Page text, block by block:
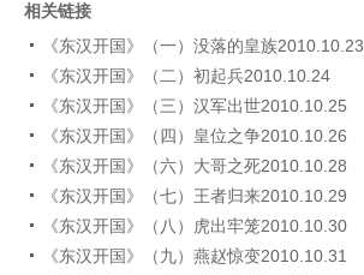
相关链接
《东汉开国》（一）没落的皇族2010.10.23
《东汉开国》（二）初起兵2010.10.24
《东汉开国》（三）汉军出世2010.10.25
《东汉开国》（四）皇位之争2010.10.26
《东汉开国》（六）大哥之死2010.10.28
《东汉开国》（七）王者归来2010.10.29
《东汉开国》（八）虎出牢笼2010.10.30
《东汉开国》（九）燕赵惊变2010.10.31